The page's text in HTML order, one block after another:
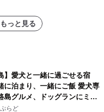
っと見る
】愛犬と一緒に過ごせる宿
に泊まり、一緒にご飯 愛犬専
島グルメ、ドッグランにミニ
ランピングとトレーラーハウ
らど